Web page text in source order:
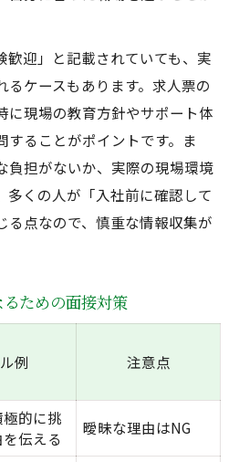
歓迎」と記載されていても、実
るケースもあります。求人票の
に現場の教育方針やサポート体
することがポイントです。ま
負担がないか、実際の現場環境
多くの人が「入社前に確認して
る点なので、慎重な情報収集が
ための面接対策
例 注意点
的に挑
伝える
曖昧な理由はNG